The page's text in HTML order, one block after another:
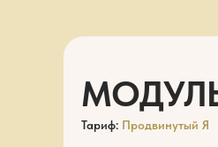
Тариф: Продвинутый Я